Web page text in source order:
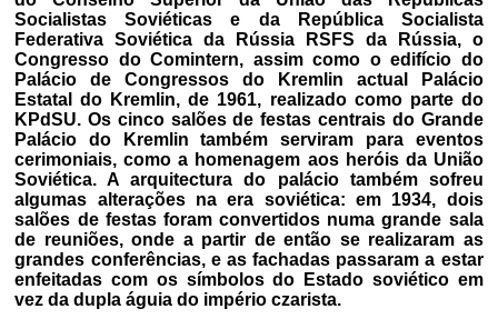
Socialistas Soviéticas e da República Socialista
Federativa Soviética da Rússia RSFS da Rússia, o
Congresso do Comintern, assim como o edifício do
Palácio de Congressos do Kremlin actual Palácio
Estatal do Kremlin, de 1961, realizado como parte do
KPdSU. Os cinco salões de festas centrais do Grande
Palácio do Kremlin também serviram para eventos
cerimoniais, como a homenagem aos heróis da União
Soviética. A arquitectura do palácio também sofreu
algumas alterações na era soviética: em 1934, dois
salões de festas foram convertidos numa grande sala
de reuniões, onde a partir de então se realizaram as
grandes conferências, e as fachadas passaram a estar
enfeitadas com os símbolos do Estado soviético em
vez da dupla águia do império czarista.